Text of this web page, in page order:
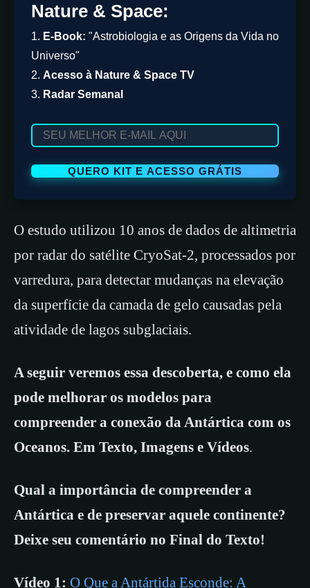
Nature & Space:
1. E-Book: "Astrobiologia e as Origens da Vida no
Universo"
2. Acesso à Nature & Space TV
3. Radar Semanal
O estudo utilizou 10 anos de dados de altimetria
por radar do satélite CryoSat-2, processados ​​por
varredura, para detectar mudanças na elevação
da superfície da camada de gelo causadas pela
atividade de lagos subglaciais.
A seguir veremos essa descoberta, e como ela
pode melhorar os modelos para
compreender a conexão da Antártica com os
Oceanos. Em Texto, Imagens e Vídeos.
Qual a importância de compreender a
Antártica e de preservar aquele continente?
Deixe seu comentário no Final do Texto!
Vídeo 1: O Que a Antártida Esconde: A